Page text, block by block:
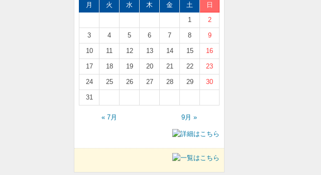
月 火 水 木 金 土
日
1
2
3 4 5 6 7 8 9
10 11 12 13 14 15 16
17 18 19 20 21 22 23
24 25 26 27 28 29 30
31
« 7月 9月 »